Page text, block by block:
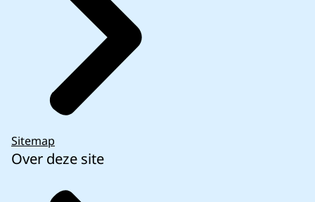
Sitemap
Over deze site